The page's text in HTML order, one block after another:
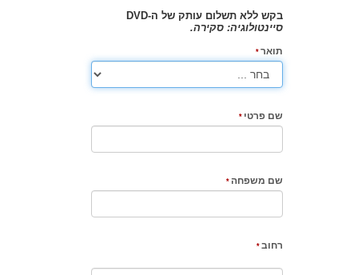
בקש ללא תשלום עותק של ה-DVD
סיינטולוגיה: סקירה.
תואר
שם פרטי
שם משפחה
רחוב